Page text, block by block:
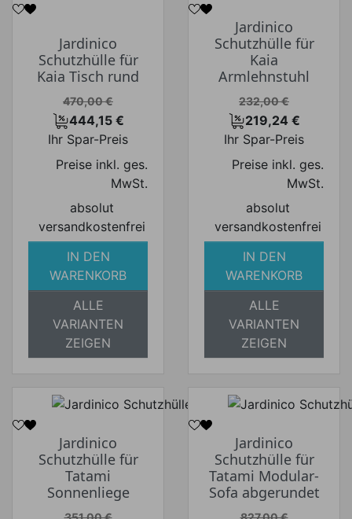
Jardinico
Schutzhülle für
Kaia Tisch rund
Verkaufspreis
470,00 €
Preis
444,15 €
Ihr Spar-Preis
Preise inkl. ges.
MwSt.
absolut
versandkostenfrei
IN DEN
WARENKORB
ALLE
VARIANTEN
ZEIGEN
Jardinico
Schutzhülle für
Kaia
Armlehnstuhl
Verkaufspreis
232,00 €
Preis
219,24 €
Ihr Spar-Preis
Preise inkl. ges.
MwSt.
absolut
versandkostenfrei
IN DEN
WARENKORB
ALLE
VARIANTEN
ZEIGEN
Jardinico
Schutzhülle für
Tatami
Sonnenliege
Verkaufspreis
Jardinico
Schutzhülle für
Tatami Modular-
Sofa abgerundet
Verkaufspreis